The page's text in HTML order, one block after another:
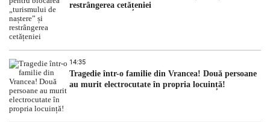
restrângerea cetățeniei
14:35
Tragedie într-o familie din Vrancea! Două persoane
au murit electrocutate în propria locuință!